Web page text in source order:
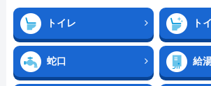
トイレ ト
蛇口 給